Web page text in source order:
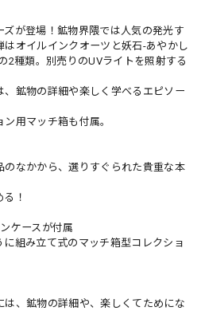
が登場！鉱物界隈では人気の発光す
オイルインクオーツと妖石-あやかし
2種類。別売りのUVライトを照射する
鉱物の詳細や楽しく学べるエピソー
用マッチ箱も付属。
なかから、選りすぐられた貴重な本
！
ケースが付属
組み立て式のマッチ箱型コレクショ
、鉱物の詳細や、楽しくてためにな